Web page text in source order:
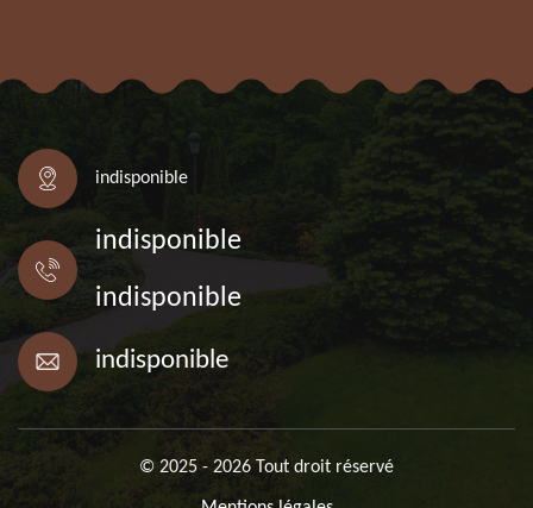
indisponible
indisponible
indisponible
indisponible
© 2025 - 2026 Tout droit réservé